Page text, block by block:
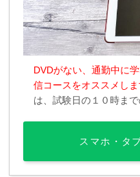
DVDがない、通勤中に
信コースをオススメしま
は、試験日の１０時ま
スマホ・タ